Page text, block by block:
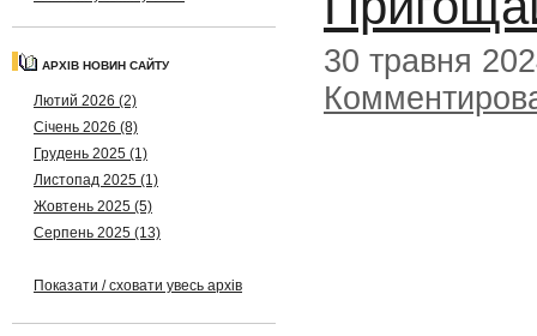
АРХІВ НОВИН САЙТУ
Лютий 2026 (2)
Січень 2026 (8)
Грудень 2025 (1)
Листопад 2025 (1)
Жовтень 2025 (5)
Серпень 2025 (13)
Показати / сховати увесь архів
30 травня